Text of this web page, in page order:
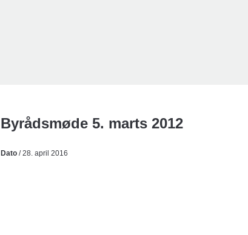
Byrådsmøde 5. marts 2012
Dato / 28. april 2016